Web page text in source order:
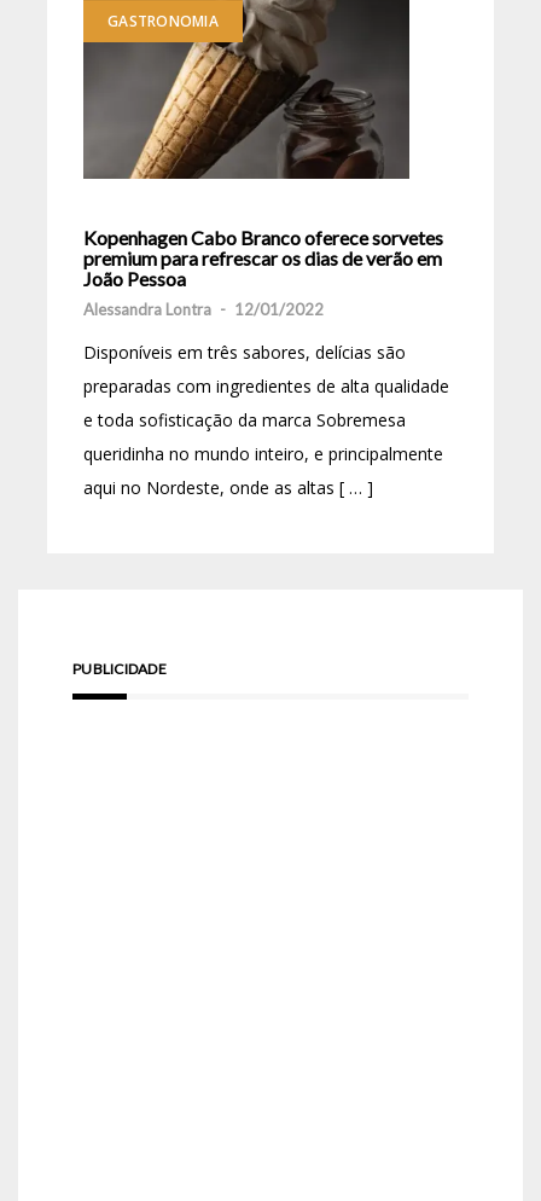
GASTRONOMIA
Kopenhagen Cabo Branco oferece sorvetes
premium para refrescar os dias de verão em
João Pessoa
Alessandra Lontra - 12/01/2022
Disponíveis em três sabores, delícias são
preparadas com ingredientes de alta qualidade
e toda sofisticação da marca Sobremesa
queridinha no mundo inteiro, e principalmente
aqui no Nordeste, onde as altas [ … ]
PUBLICIDADE